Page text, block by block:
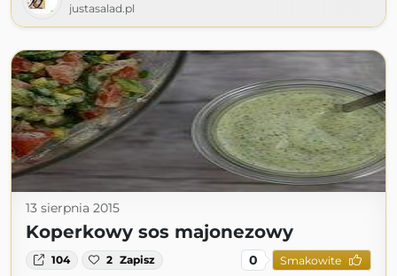
justasalad.pl
13 sierpnia 2015
Koperkowy sos majonezowy
104 2 Zapisz 0 Smakowite